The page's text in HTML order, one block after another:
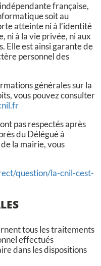
française,
soit au
atteinte ni à l’identité
ni à la vie privée, ni aux
Elle est ainsi garante de
personnel des
générales sur la
vous pouvez consulter
pas respectés après
du Délégué à
la mairie, vous
question/la-cnil-cest-
tous les traitements
effectués
dans les dispositions